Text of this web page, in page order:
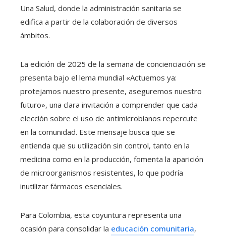
Una Salud, donde la administración sanitaria se
edifica a partir de la colaboración de diversos
ámbitos.
La edición de 2025 de la semana de concienciación se
presenta bajo el lema mundial «Actuemos ya:
protejamos nuestro presente, aseguremos nuestro
futuro», una clara invitación a comprender que cada
elección sobre el uso de antimicrobianos repercute
en la comunidad. Este mensaje busca que se
entienda que su utilización sin control, tanto en la
medicina como en la producción, fomenta la aparición
de microorganismos resistentes, lo que podría
inutilizar fármacos esenciales.
Para Colombia, esta coyuntura representa una
ocasión para consolidar la educación comunitaria,